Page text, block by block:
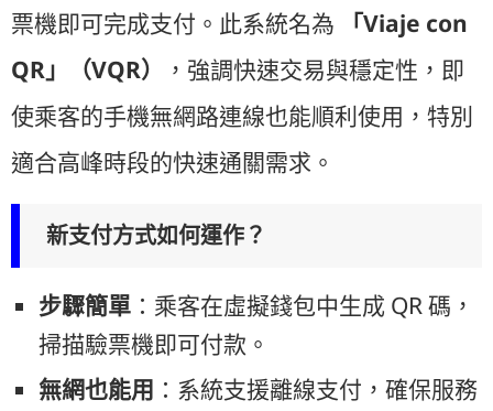
票機即可完成支付。此系統名為
「Viaje con
QR」（VQR）
，強調快速交易與穩定性，即
使乘客的手機無網路連線也能順利使用，特別
適合高峰時段的快速通關需求。
新支付方式如何運作？
步驟簡單 ：乘客在虛擬錢包中生成 QR 碼，
掃描驗票機即可付款。
無網也能用 ：系統支援離線支付，確保服務